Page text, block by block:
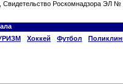
Роскомнадзора ЭЛ
Хоккей Футбол